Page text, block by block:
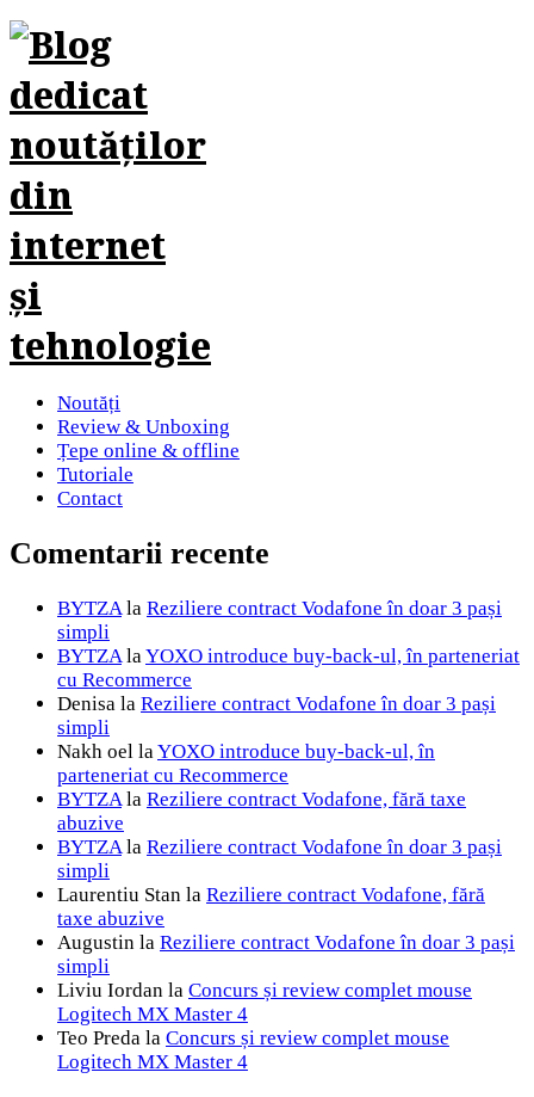
Noutăți
Review & Unboxing
Țepe online & offline
Tutoriale
Contact
Comentarii recente
BYTZAla Reziliere contract Vodafone în doar 3 pași
simpli
BYTZAlaYOXO introduce buy-back-ul, în parteneriat
cu Recommerce
Denisa la Reziliere contract Vodafone în doar 3 pași
simpli
Nakh oel laYOXO introduce buy-back-ul, în
parteneriat cu Recommerce
BYTZAla Reziliere contract Vodafone, fără taxe
abuzive
BYTZAla Reziliere contract Vodafone în doar 3 pași
simpli
Laurentiu Stan la Reziliere contract Vodafone, fără
taxe abuzive
Augustin la Reziliere contract Vodafone în doar 3 pași
simpli
Liviu Iordan la Concurs și review complet mouse
Logitech MX Master 4
Teo Preda la Concurs și review complet mouse
Logitech MX Master 4